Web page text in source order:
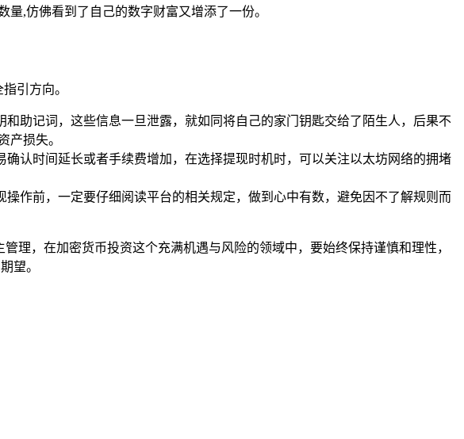
量,仿佛看到了自己的数字财富又增添了一份。
引方向。
助记词，这些信息一旦泄露，就如同将自己的家门钥匙交给了陌生人，后果不
产损失。
认时间延长或者手续费增加，在选择提现时机时，可以关注以太坊网络的拥堵
作前，一定要仔细阅读平台的相关规定，做到心中有数，避免因不了解规则而
理，在加密货币投资这个充满机遇与风险的领域中，要始终保持谨慎和理性，
望。